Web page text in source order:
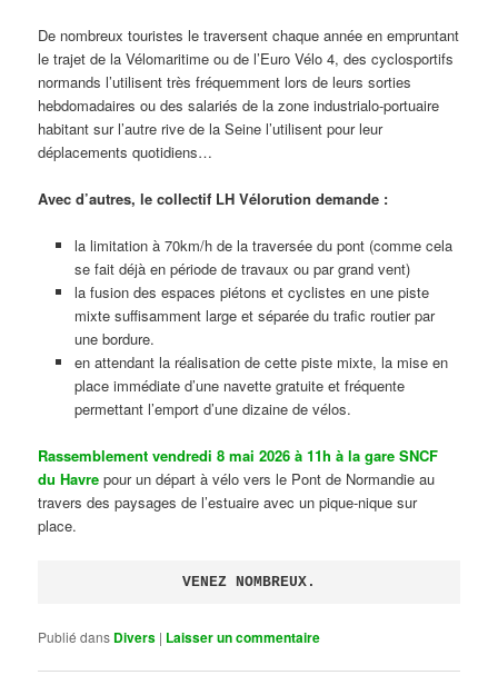
De nombreux touristes le traversent chaque année en empruntant
le trajet de la Vélomaritime ou de l’Euro Vélo 4, des cyclosportifs
normands l’utilisent très fréquemment lors de leurs sorties
hebdomadaires ou des salariés de la zone industrialo-portuaire
habitant sur l’autre rive de la Seine l’utilisent pour leur
déplacements quotidiens…
Avec d’autres, le collectif LH Vélorution demande :
la limitation à 70km/h de la traversée du pont (comme cela
se fait déjà en période de travaux ou par grand vent)
la fusion des espaces piétons et cyclistes en une piste
mixte suffisamment large et séparée du trafic routier par
une bordure.
en attendant la réalisation de cette piste mixte, la mise en
place immédiate d’une navette gratuite et fréquente
permettant l’emport d’une dizaine de vélos.
Rassemblement vendredi 8 mai 2026 à 11h à la gare SNCF
du Havre pour un départ à vélo vers le Pont de Normandie au
travers des paysages de l’estuaire avec un pique-nique sur
place.
VENEZ NOMBREUX.
Publié dans Divers | Laisser un commentaire